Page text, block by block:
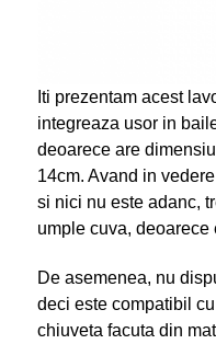
Iti prezentam acest
integreaza usor in
deoarece are
14cm. Avand in
si nici nu este adanc,
umple cuva,
De asemenea, nu
deci este compatibil
chiuveta facuta din